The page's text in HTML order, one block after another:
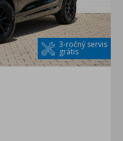
3-ročný servis
grátis